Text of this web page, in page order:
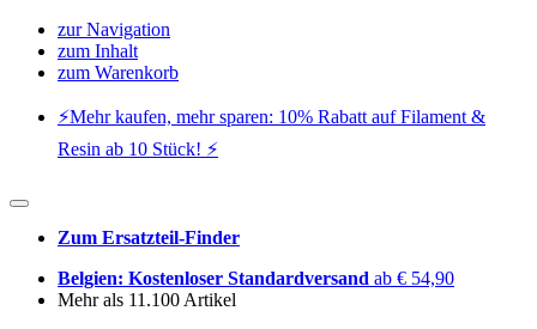
zur Navigation
zum Inhalt
zum Warenkorb
⚡️Mehr kaufen, mehr sparen: 10% Rabatt auf Filament &
Resin ab 10 Stück! ⚡️
Zum Ersatzteil-Finder
Belgien: Kostenloser Standardversand ab € 54,90
Mehr als 11.100 Artikel